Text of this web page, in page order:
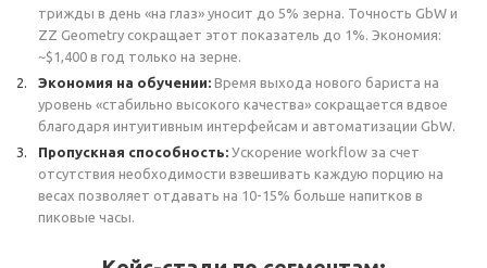
трижды в день «на глаз» уносит до 5% зерна. Точность GbW и
ZZ Geometry сокращает этот показатель до 1%. Экономия:
~$1,400 в год только на зерне.
Экономия на обучении: Время выхода нового бариста на
уровень «стабильно высокого качества» сокращается вдвое
благодаря интуитивным интерфейсам и автоматизации GbW.
Пропускная способность: Ускорение workflow за счет
отсутствия необходимости взвешивать каждую порцию на
весах позволяет отдавать на 10-15% больше напитков в
пиковые часы.